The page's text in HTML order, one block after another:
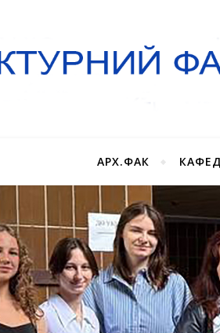
АРХ.ФАК